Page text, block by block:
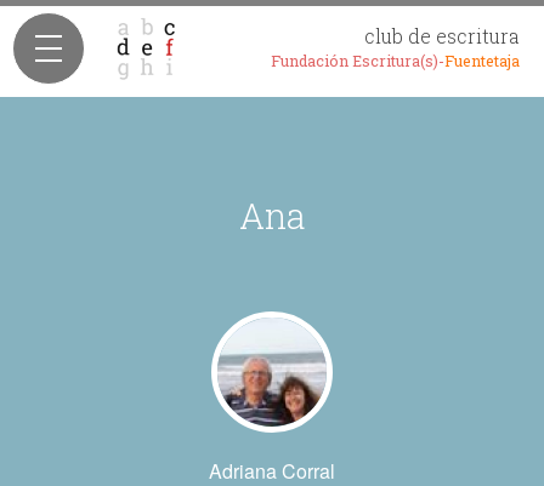
club de escritura
Fundación Escritura(s)-Fuentetaja
Ana
Adriana Corral